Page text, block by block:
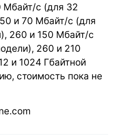
Мбайт/с (для 32
и 70 Мбайт/с (для
260 и 150 Мбайт/с
260 и 210
и 1024 Гбайтной
стоимость пока не